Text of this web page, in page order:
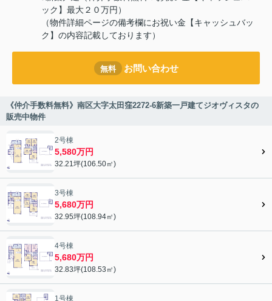
ック】最大２０万円）
（物件詳細ページの備考欄にお祝い金【キャッシュバッ
ク】の内容記載しております）
無料 お問い合わせ
《仲介手数料無料》南区大字太田窪2272-6新築一戸建てジオヴィスタの
販売中物件
2号棟
5,580万円
32.21坪(106.50㎡)
3号棟
5,680万円
32.95坪(108.94㎡)
4号棟
5,680万円
32.83坪(108.53㎡)
1号棟